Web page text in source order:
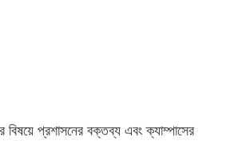
বিষয়ে প্রশাসনের বক্তব্য এবং ক্যাম্পাসের